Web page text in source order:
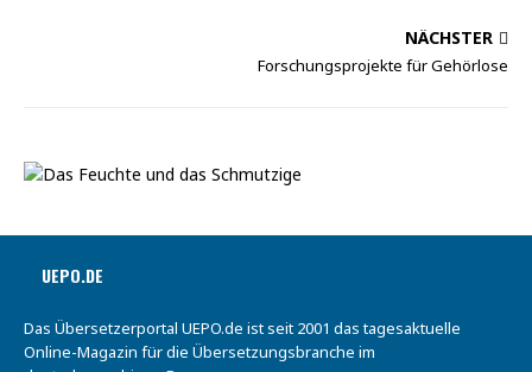
NÄCHSTER
Forschungsprojekte für Gehörlose
UEPO.DE
Das Übersetzerportal UEPO.de ist seit 2001 das tagesaktuelle
Online-Magazin für die Übersetzungsbranche im